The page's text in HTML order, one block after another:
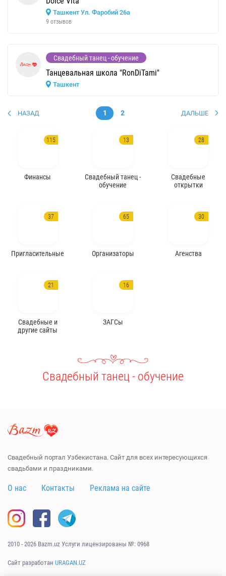
Ташкент Ул. Фаробий 26а
9 отзывов
Свадебный танец - обучение
Танцевальная школа "RonDiTami"
Ташкент
НАЗАД 1 2 ДАЛЬШЕ
115
Финансы
13
Свадебный танец -
обучение
28
Свадебные
открытки
37
Пригласительные
65
Организаторы
30
Агенства
21
Свадебные и
другие сайты
16
ЗАГСы
Свадебный танец - обучение
Свадебный портал Узбекистана. Сайт для всех интересующихся
свадьбами и праздниками.
О нас Контакты Реклама на сайте
2010 - 2026 Bazm.uz Услуги лицензированы №: 0968
Сайт разработан URAGAN.UZ